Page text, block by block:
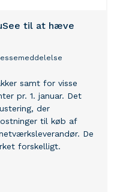
til at hæve
samt for visse
pr. 1. januar. Det
der
til køb af
De
forskelligt.